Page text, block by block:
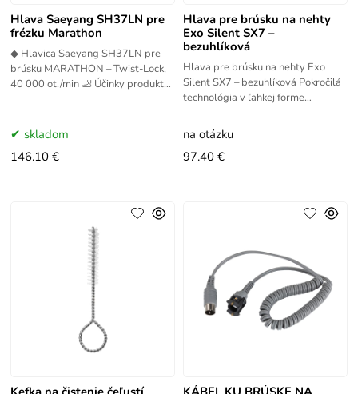
Hlava Saeyang SH37LN pre
frézku Marathon
◆ Hlavica Saeyang SH37LN pre
brúsku MARATHON – Twist-Lock,
40 000 ot./min 🦶 Účinky produktu
skladom
146.10 €
Hlava pre brúsku na nehty
Exo Silent SX7 –
bezuhlíková
Hlava pre brúsku na nehty Exo
Silent SX7 – bezuhlíková Pokročilá
technológia v ľahkej forme
SX7 kombinuje vysoký výkon
na otázku
97.40 €